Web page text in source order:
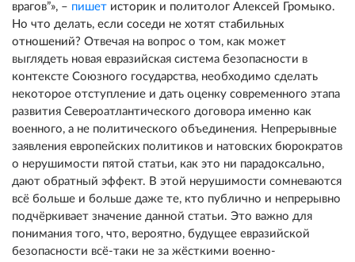
врагов”», – пишет историк и политолог Алексей Громыко.
Но что делать, если соседи не хотят стабильных
отношений? Отвечая на вопрос о том, как может
выглядеть новая евразийская система безопасности в
контексте Союзного государства, необходимо сделать
некоторое отступление и дать оценку современного этапа
развития Североатлантического договора именно как
военного, а не политического объединения. Непрерывные
заявления европейских политиков и натовских бюрократов
о нерушимости пятой статьи, как это ни парадоксально,
дают обратный эффект. В этой нерушимости сомневаются
всё больше и больше даже те, кто публично и непрерывно
подчёркивает значение данной статьи. Это важно для
понимания того, что, вероятно, будущее евразийской
безопасности всё-таки не за жёсткими военно-